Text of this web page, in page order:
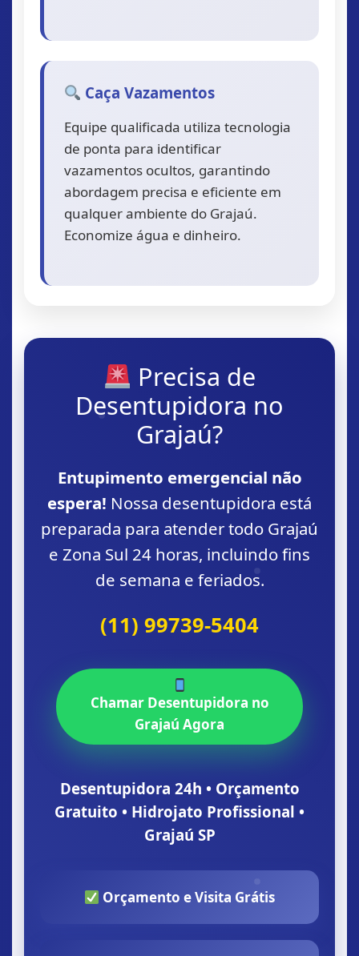
Caça Vazamentos
Equipe qualificada utiliza tecnologia
de ponta para identificar
vazamentos ocultos, garantindo
abordagem precisa e eficiente em
qualquer ambiente do Grajaú.
Economize água e dinheiro.
Precisa de
Desentupidora no
Grajaú?
Entupimento emergencial não
espera! Nossa desentupidora está
preparada para atender todo Grajaú
e Zona Sul 24 horas, incluindo fins
de semana e feriados.
(11) 99739-5404
Chamar Desentupidora no
Grajaú Agora
Desentupidora 24h • Orçamento
Gratuito • Hidrojato Profissional •
Grajaú SP
Orçamento e Visita Grátis